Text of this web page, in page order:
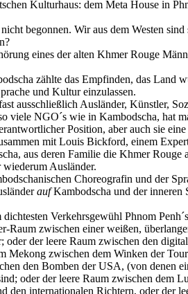
Kulturhaus: dem Meta House in
begonnen. Wir aus dem Westen
eines der alten Khmer Rouge
zählte das Empfinden, das
und Kultur einzulassen.
ausschließlich Ausländer, Künstler,
viele NGO´s wie in Kambodscha, hat
Position, aber auch sie
mit Louis Bickford, einem
aus deren Familie die Khmer
Ausländer.
Choreografin und der
aufKambodscha und der
Verkehrsgewühl Phnom
Raum zwischen einer weißen,
der leere Raum zwischen den
Mekong zwischen dem Winken der
den Bomben der USA, (von
oder der leere Raum zwischen dem
den internationalen Richtern, oder der